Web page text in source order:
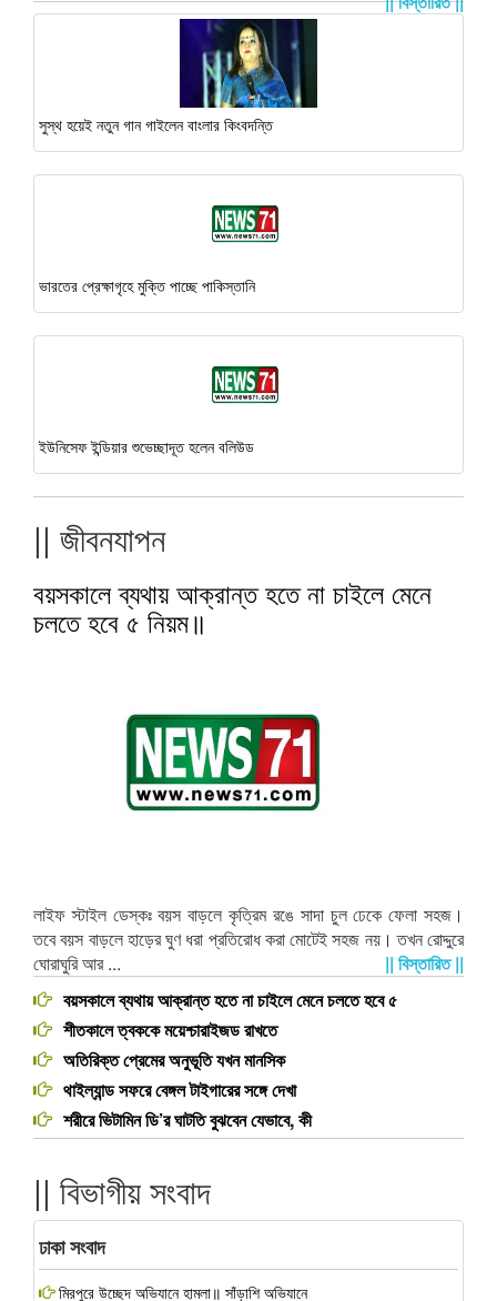
সুস্থ হয়েই নতুন গান গাইলেন বাংলার কিংবদন্তি
ভারতের প্রেক্ষাগৃহে মুক্তি পাচ্ছে পাকিস্তানি
ইউনিসেফ ইন্ডিয়ার শুভেচ্ছাদূত হলেন বলিউড
|| জীবনযাপন
বয়সকালে ব্যথায় আক্রান্ত হতে না চাইলে মেনে
চলতে হবে ৫ নিয়ম॥
লাইফ স্টাইল ডেস্কঃ বয়স বাড়লে কৃত্রিম রঙে সাদা চুল ঢেকে ফেলা সহজ।
তবে বয়স বাড়লে হাড়ের ঘুণ ধরা প্রতিরোধ করা মোটেই সহজ নয়। তখন রোদ্দুরে
ঘোরাঘুরি আর ...
|| বিস্তারিত ||
বয়সকালে ব্যথায় আক্রান্ত হতে না চাইলে মেনে চলতে হবে ৫
শীতকালে ত্বককে ময়েশ্চারাইজড রাখতে
অতিরিক্ত প্রেমের অনুভূতি যখন মানসিক
থাইল্যান্ড সফরে বেঙ্গল টাইগারের সঙ্গে দেখা
শরীরে ভিটামিন ডি’র ঘাটতি বুঝবেন যেভাবে, কী
|| বিভাগীয় সংবাদ
ঢাকা সংবাদ
মিরপুরে উচ্ছেদ অভিযানে হামলা॥ সাঁড়াশি অভিযানে